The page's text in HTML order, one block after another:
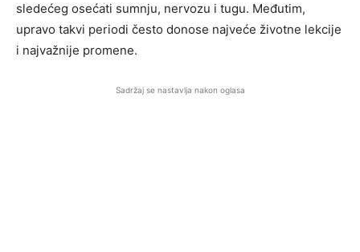
sledećeg osećati sumnju, nervozu i tugu. Međutim,
upravo takvi periodi često donose najveće životne lekcije
i najvažnije promene.
Sadržaj se nastavlja nakon oglasa